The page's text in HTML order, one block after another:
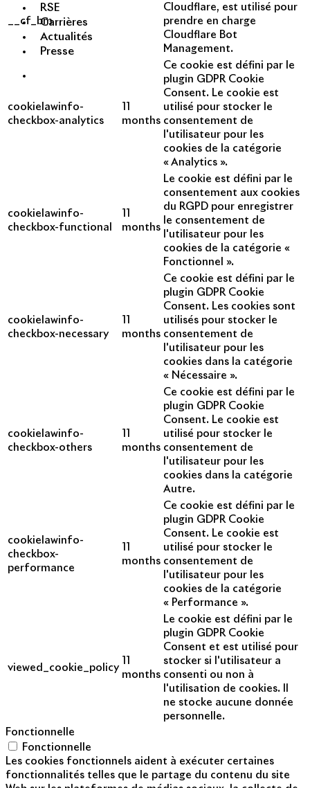
RSE
Carrières
Actualités
Presse
__cf_bm
Cloudflare, est utilisé pour
prendre en charge
Cloudflare Bot
Management.
cookielawinfo-
checkbox-analytics
months
Ce cookie est défini par le
plugin GDPR Cookie
Consent. Le cookie est
utilisé pour stocker le
consentement de
l'utilisateur pour les
cookies de la catégorie
« Analytics ».
cookielawinfo-
checkbox-functional
months
Le cookie est défini par le
consentement aux cookies
du RGPD pour enregistrer
le consentement de
l'utilisateur pour les
cookies de la catégorie «
Fonctionnel ».
cookielawinfo-
checkbox-necessary
months
Ce cookie est défini par le
plugin GDPR Cookie
Consent. Les cookies sont
utilisés pour stocker le
consentement de
l'utilisateur pour les
cookies dans la catégorie
« Nécessaire ».
cookielawinfo-
checkbox-others
months
Ce cookie est défini par le
plugin GDPR Cookie
Consent. Le cookie est
utilisé pour stocker le
consentement de
l'utilisateur pour les
cookies dans la catégorie
Autre.
cookielawinfo-
checkbox-
performance
months
Ce cookie est défini par le
plugin GDPR Cookie
Consent. Le cookie est
utilisé pour stocker le
consentement de
l'utilisateur pour les
cookies de la catégorie
« Performance ».
viewed_cookie_policy
months
Le cookie est défini par le
plugin GDPR Cookie
Consent et est utilisé pour
stocker si l'utilisateur a
consenti ou non à
l'utilisation de cookies. Il
ne stocke aucune donnée
personnelle.
Fonctionnelle
Fonctionnelle
Les cookies fonctionnels aident à exécuter certaines
fonctionnalités telles que le partage du contenu du site